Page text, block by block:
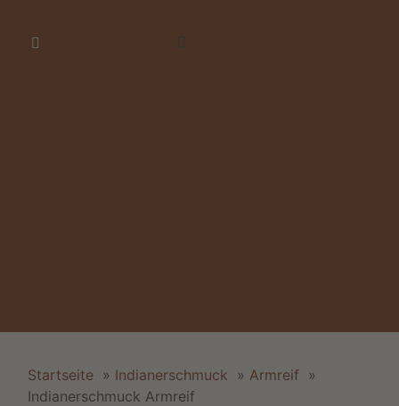
Startseite » Indianerschmuck » Armreif »
Indianerschmuck Armreif